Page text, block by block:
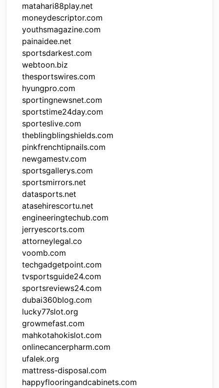
matahari88play.net
moneydescriptor.com
youthsmagazine.com
painaidee.net
sportsdarkest.com
webtoon.biz
thesportswires.com
hyungpro.com
sportingnewsnet.com
sportstime24day.com
sporteslive.com
theblingblingshields.com
pinkfrenchtipnails.com
newgamestv.com
sportsgallerys.com
sportsmirrors.net
datasports.net
atasehirescortu.net
engineeringtechub.com
jerryescorts.com
attorneylegal.co
voomb.com
techgadgetpoint.com
tvsportsguide24.com
sportsreviews24.com
dubai360blog.com
lucky77slot.org
growmefast.com
mahkotahokislot.com
onlinecancerpharm.com
ufalek.org
mattress-disposal.com
happyflooringandcabinets.com